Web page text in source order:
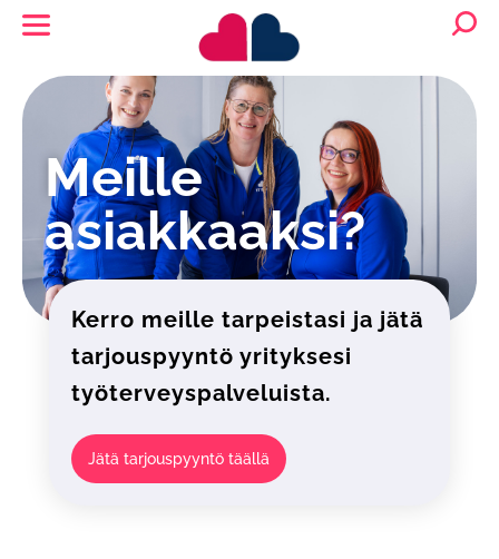
Meille
asiakkaaksi?
Kerro meille tarpeistasi ja jätä
tarjouspyyntö yrityksesi
työterveyspalveluista.
Jätä tarjouspyyntö täällä